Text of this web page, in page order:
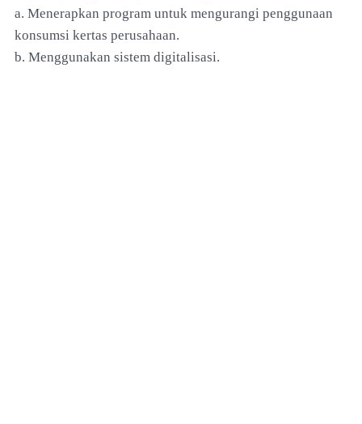
a. Menerapkan program untuk mengurangi penggunaan
konsumsi kertas perusahaan.
b. Menggunakan sistem digitalisasi.